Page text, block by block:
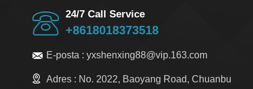
24/7 Call Service
+8618018373518
E-posta :yxshenxing88@vip.163.com
Adres : No. 2022, Baoyang Road, Chuanbu